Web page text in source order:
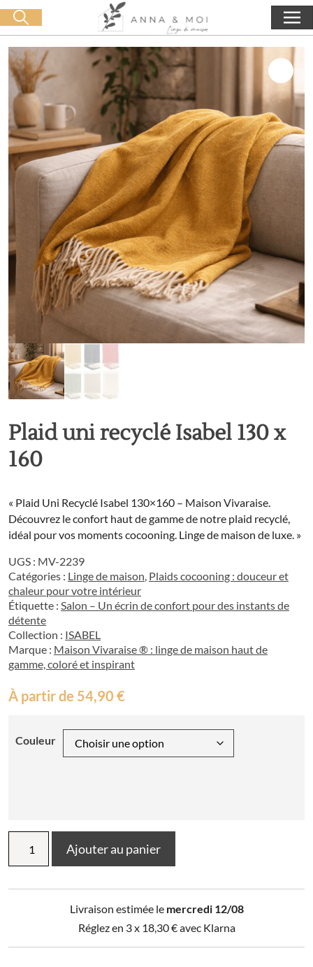
Livraison offerte dès 60€ d'achat 0,00€
Lancer la recherche
Plaid uni recyclé Isabel 130 x
160
« Plaid Uni Recyclé Isabel 130×160 – Maison Vivaraise.
Découvrez le confort haut de gamme de notre plaid recyclé,
idéal pour vos moments cocooning. Linge de maison de luxe. »
UGS : MV-2239
Catégories : Linge de maison, Plaids cocooning : douceur et
chaleur pour votre intérieur
Étiquette : Salon – Un écrin de confort pour des instants de
détente
Collection : ISABEL
Marque : Maison Vivaraise ® : linge de maison haut de
gamme, coloré et inspirant
À partir de 54,90 €
Couleur
Plaid
Ajouter au panier
Livraison estimée le mercredi 12/08
Réglez en 3 x 18,30€avec Klarna